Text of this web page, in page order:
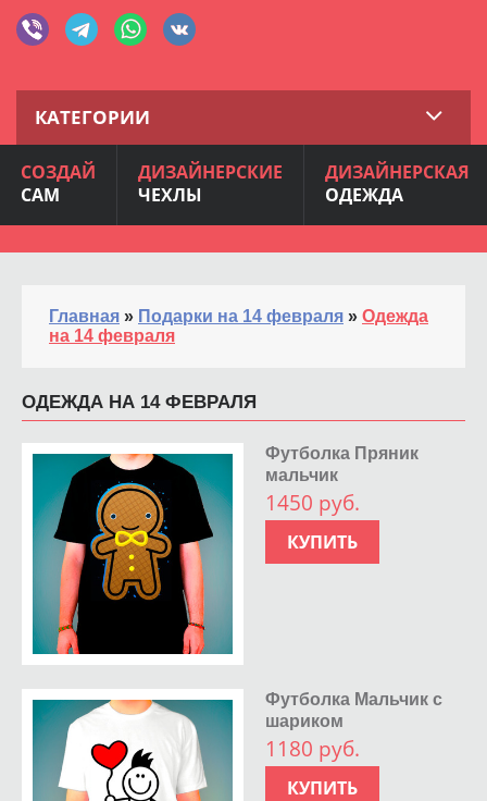
КАТЕГОРИИ
СОЗДАЙ
САМ
ДИЗАЙНЕРСКИЕ
ЧЕХЛЫ
ДИЗАЙНЕРСКАЯ
ОДЕЖДА
Главная » Подарки на 14 февраля » Одежда
на 14 февраля
ОДЕЖДА НА 14 ФЕВРАЛЯ
Футболка Пряник
мальчик
1450 руб.
КУПИТЬ
Футболка Мальчик с
шариком
1180 руб.
КУПИТЬ